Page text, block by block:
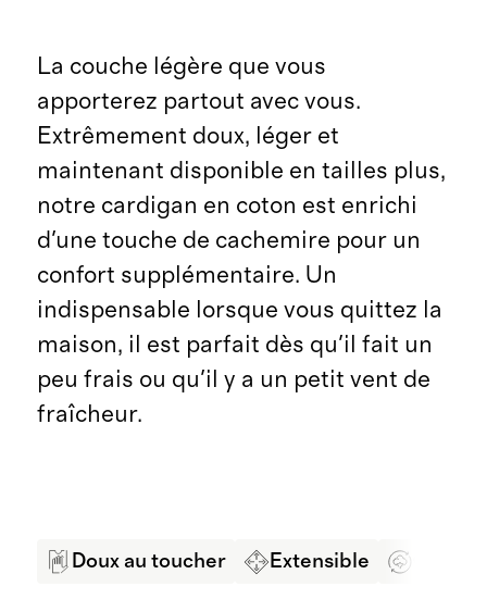
La couche légère que vous
apporterez partout avec vous.
Extrêmement doux, léger et
maintenant disponible en tailles plus,
notre cardigan en coton est enrichi
d'une touche de cachemire pour un
confort supplémentaire. Un
indispensable lorsque vous quittez la
maison, il est parfait dès qu'il fait un
peu frais ou qu'il y a un petit vent de
fraîcheur.
Doux au toucher Extensible